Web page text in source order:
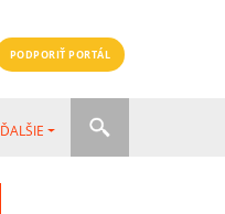
PODPORIŤ PORTÁL
ĎALŠIE